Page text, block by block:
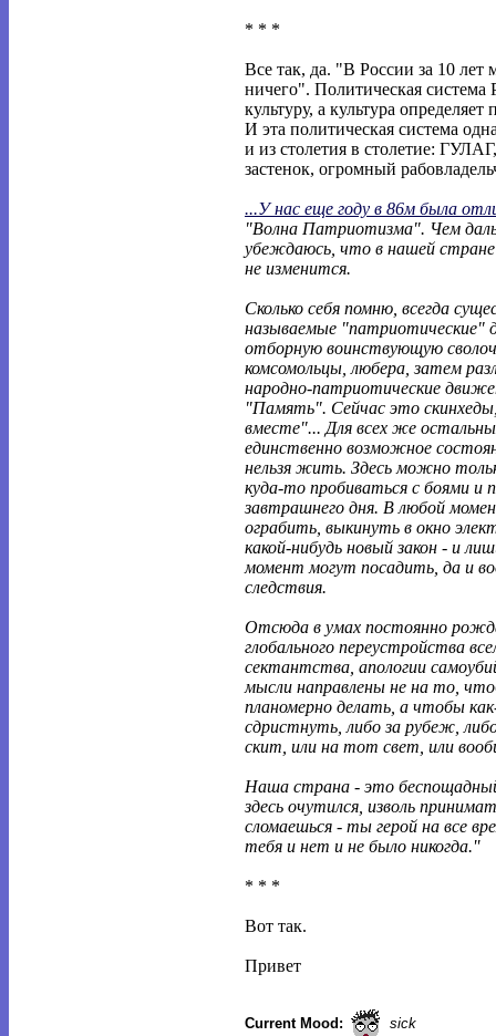
* * *
Все так, да. "В России за 10 лет
ничего". Политическая система
культуру, а культура
И эта политическая система
и из столетия в столетие:
застенок, огромный
...У нас еще году в 86м была
"Волна Патриотизма". Чем
убеждаюсь, что в нашей стране
не изменится.
Сколько себя помню, всегда
называемые "патриотические"
отборную воинствующую
комсомольцы, любера, затем
народно-патриотические
"Память". Сейчас это
вместе"... Для всех же
единственно возможное
нельзя жить. Здесь можно
куда-то пробиваться с боями и
завтрашнего дня. В любой
ограбить, выкинуть в окно
какой-нибудь новый закон - и
момент могут посадить, да и
следствия.
Отсюда в умах постоянно
глобального переустройства
сектантства, апологии
мысли направлены не на то,
планомерно делать, а чтобы
сдристнуть, либо за рубеж,
скит, или на тот свет, или
Наша страна - это
здесь очутился, изволь
сломаешься - ты герой на все
тебя и нет и не было никогда.''
* * *
Вот так.
Привет
Current Mood: sick